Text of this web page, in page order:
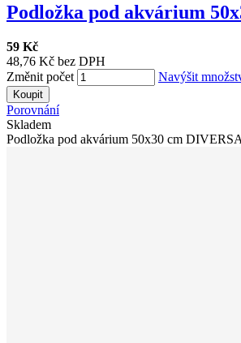
Podložka pod akvárium
59 Kč
48,76 Kč bez DPH
Změnit počet
Navýšit
Koupit
Porovnání
Skladem
Podložka pod akvárium 50x30 cm